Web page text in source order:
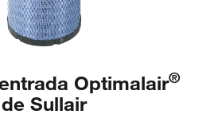
Optimalair®
de Sullair